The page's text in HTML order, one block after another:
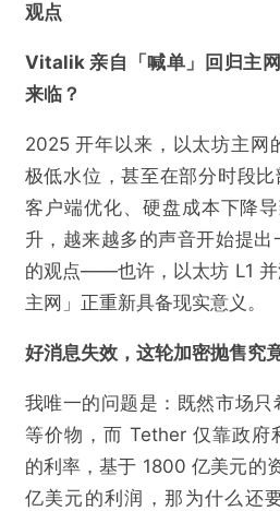
观点
Vitalik 亲自「喊单」回归主
来临？
2025 开年以来，以太坊主网
极低水位，甚至在部分时段
客户端优化、硬盘成本下降
升，越来越多的声音开始提出
的观点——也许，以太坊 L1 并
主网」正重新具备现实意义。
好消息失效，这轮加密抛售究
我唯一的问题是：既然市场
等价物，而 Tether 仅靠政府
的利率，基于 1800 亿美元的
亿美元的利润，那为什么还